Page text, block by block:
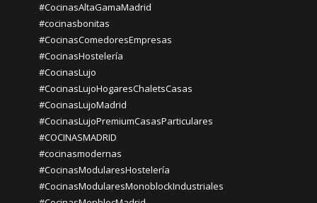
#CocinasAltaGamaMadrid
#cocinasbonitas
#CocinasComedoresEmpresas
#CocinasHostelería
#CocinasLujo
#CocinasLujoHogaresChaletsCasas
#CocinasLujoMadrid
#CocinasLujoPremiumCasasParticulares
#COCINASMADRID
#cocinasmodernas
#CocinasModularesHostelería
#CocinasModularesMonoblockIndustriales